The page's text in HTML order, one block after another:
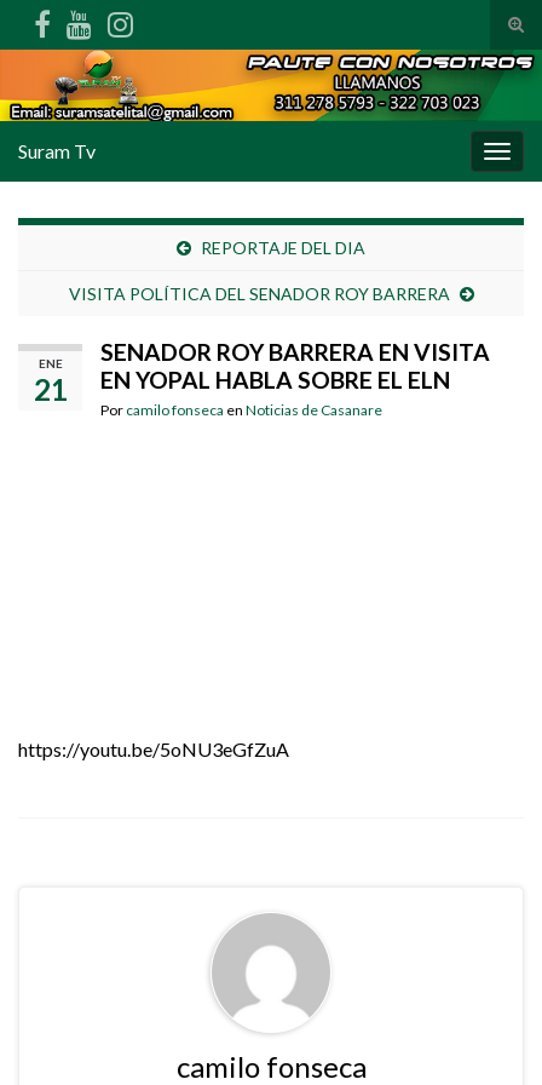
Suram Tv
REPORTAJE DEL DIA
VISITA POLÍTICA DEL SENADOR ROY BARRERA
ENE
21
SENADOR ROY BARRERA EN VISITA
EN YOPAL HABLA SOBRE EL ELN
Por camilo fonseca en Noticias de Casanare
https://youtu.be/5oNU3eGfZuA
camilo fonseca